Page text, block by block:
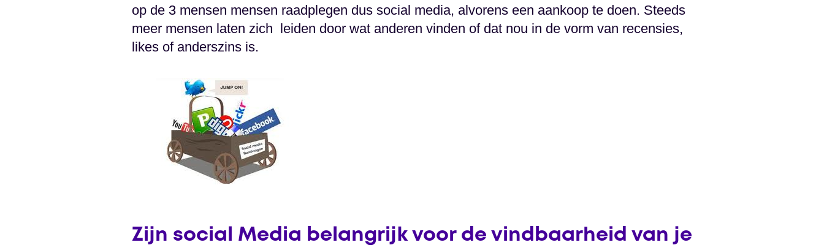
op de 3 mensen mensen raadplegen dus social media, alvorens een aankoop te doen. Steeds
meer mensen laten zich leiden door wat anderen vinden of dat nou in de vorm van recensies,
likes of anderszins is.
Zijn social Media belangrijk voor de vindbaarheid van je